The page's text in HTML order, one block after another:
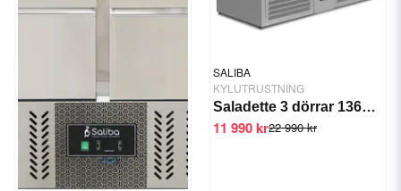
SALIBA
KYLUTRUSTNING
Saladette 3 dörrar 1365x700x885 mm
22 990 kr
11 990 kr